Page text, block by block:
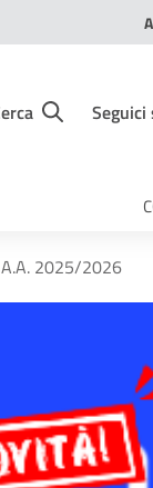
Seguici
A.A. 2025/2026